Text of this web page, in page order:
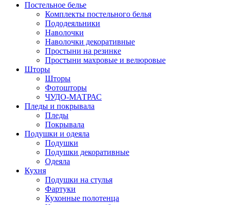
Постельное белье
Комплекты постельного белья
Пододеяльники
Наволочки
Наволочки декоративные
Простыни на резинке
Простыни махровые и велюровые
Шторы
Шторы
Фотошторы
ЧУДО-МАТРАС
Пледы и покрывала
Пледы
Покрывала
Подушки и одеяла
Подушки
Подушки декоративные
Одеяла
Кухня
Подушки на стулья
Фартуки
Кухонные полотенца